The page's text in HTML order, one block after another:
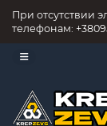
При отсутствии
телефонам: